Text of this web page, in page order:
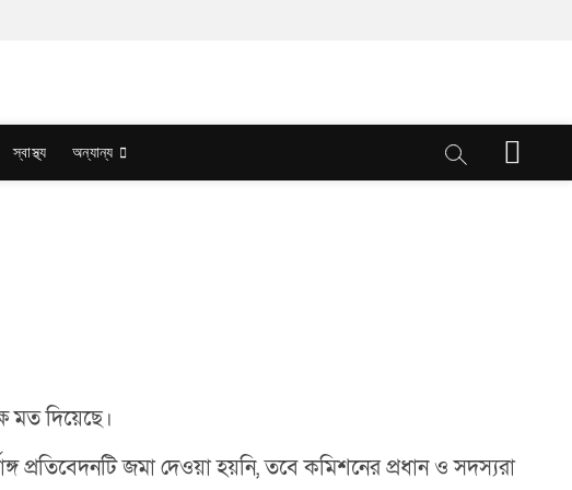
স্বাস্থ্য অন্যান্য
M
e
n
মত দিয়েছে।
প্রতিবেদনটি জমা দেওয়া হয়নি, তবে কমিশনের প্রধান ও সদস্যরা